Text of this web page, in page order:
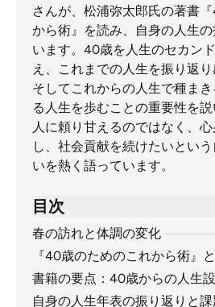
さんが、松浦弥太郎氏の著書
から術』を読み、自身の人生
います。40歳を人生のセカン
え、これまでの人生を振り返り
そしてこれからの人生で種ま
る人生を歩むことの重要性を説
人に頼り甘えるのではなく、
し、社会貢献を続けたいとい
いを熱く語っています。
目次
春の訪れと体調の変化
『40歳のためのこれから術』
書籍の要点：40歳からの人生
自身の人生年表の振り返りと課